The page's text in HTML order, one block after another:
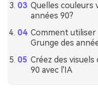
Quelles couleurs
années 90?
Comment utiliser
Grunge des
Créez des
90 avec l'IA